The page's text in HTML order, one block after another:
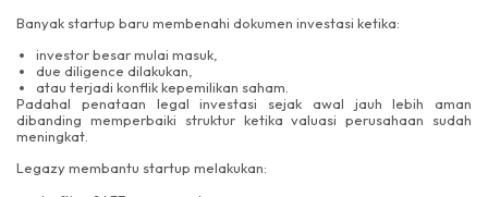
Banyak startup baru membenahi dokumen investasi ketika:
investor besar mulai masuk,
due diligence dilakukan,
atau terjadi konflik kepemilikan saham.
Padahal penataan legal investasi sejak awal jauh lebih aman
dibanding memperbaiki struktur ketika valuasi perusahaan sudah
meningkat.
Legazy membantu startup melakukan: